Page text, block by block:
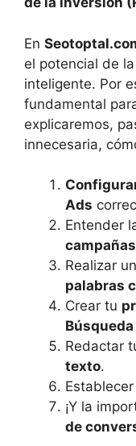
En
el potencial de la
inteligente. Por
fundamental
explicaremos,
innecesaria,
Ads
Entender
campañas
Realizar
palabras
Crear tu
Búsqueda
Redactar
texto.
¡Y la
de